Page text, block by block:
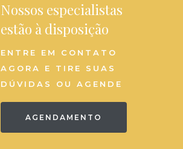
Nossos especialistas
estão à disposição
ENTRE EM CONTATO
AGORA E TIRE SUAS
DÚVIDAS OU AGENDE
AGENDAMENTO